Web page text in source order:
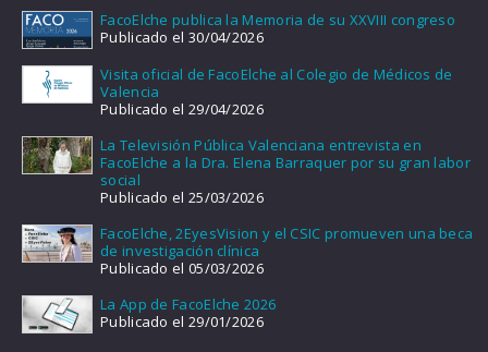
FacoElche publica la Memoria de su XXVIII congreso
Publicado el 30/04/2026
Visita oficial de FacoElche al Colegio de Médicos de
Valencia
Publicado el 29/04/2026
La Televisión Pública Valenciana entrevista en
FacoElche a la Dra. Elena Barraquer por su gran labor
social
Publicado el 25/03/2026
FacoElche, 2EyesVision y el CSIC promueven una beca
de investigación clínica
Publicado el 05/03/2026
La App de FacoElche 2026
Publicado el 29/01/2026